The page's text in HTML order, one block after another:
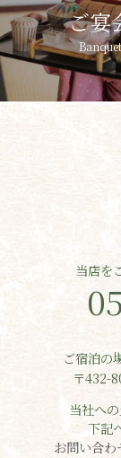
ご宴
Banquet
当店を
ご宿泊の
〒432-
当社へ
下記
お問い合